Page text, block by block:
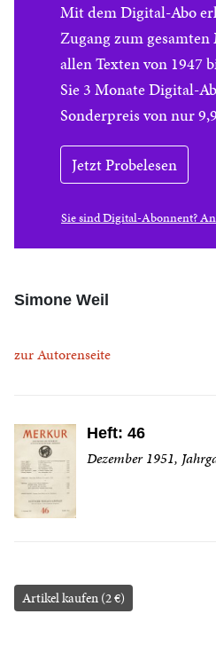
Mit dem Digital-Abo
Zugang zum
allen Texten von 1947
Sie 3 Monate Digital-
Sonderpreis von nur
Jetzt Probelesen
Sie sind Digital-Abonnent?
Simone Weil
zur Autorenseite
Heft: 46
Dezember 1951,
Artikel kaufen (2 €)